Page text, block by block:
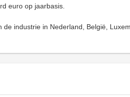
euro op jaarbasis.
industrie in Nederland, België,